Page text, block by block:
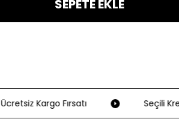
Ücretsiz Kargo Fırsatı Seçili